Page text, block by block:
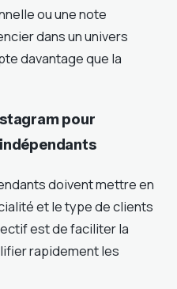
ou une note
dans un univers
davantage que la
pour
doivent mettre en
et le type de clients
est de faciliter la
rapidement les